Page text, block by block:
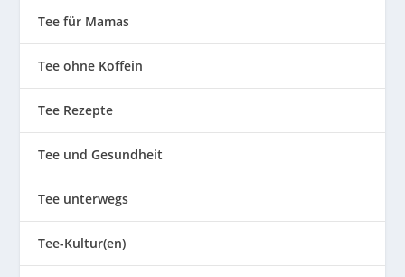
Tee für Mamas
Tee ohne Koffein
Tee Rezepte
Tee und Gesundheit
Tee unterwegs
Tee-Kultur(en)